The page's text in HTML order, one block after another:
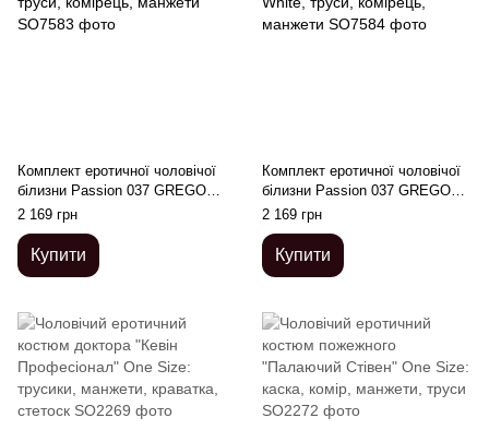
Комплект еротичної чоловічої
білизни Passion 037 GREGORY
S/M White, труси, комірець,
манжети
2 169 грн
Купити
Комплект еротичної чоловічої
білизни Passion 037 GREGORY
XXL/XXXL White, труси,
комірець, манжети
2 169 грн
Купити